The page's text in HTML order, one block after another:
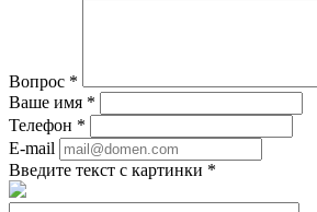
Вопрос *
Ваше имя *
Телефон *
E-mail
Введите текст с картинки *